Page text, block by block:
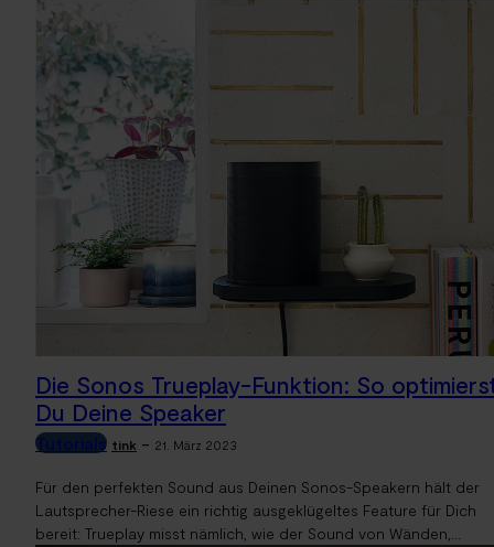
Die Sonos Trueplay-Funktion: So
Du Deine Speaker
Tutorials tink - 21. März 2023
Für den perfekten Sound aus Deinen Sonos-Speakern hält der
Lautsprecher-Riese ein richtig ausgeklügeltes Feature für Dich
bereit: Trueplay misst nämlich, wie der Sound von Wänden,...